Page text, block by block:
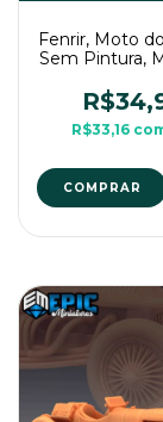
Fenrir, Moto
Sem Pintura,
de
R$33,16